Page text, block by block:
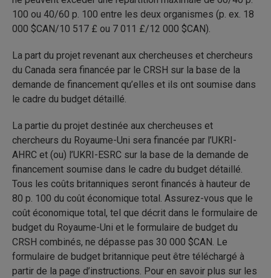
100 ou 40/60 p. 100 entre les deux organismes (p. ex. 18
000 $CAN/10 517 £ ou 7 011 £/12 000 $CAN).
La part du projet revenant aux chercheuses et chercheurs
du Canada sera financée par le CRSH sur la base de la
demande de financement qu’elles et ils ont soumise dans
le cadre du budget détaillé.
La partie du projet destinée aux chercheuses et
chercheurs du Royaume-Uni sera financée par l’UKRI-
AHRC et (ou) l’UKRI-ESRC sur la base de la demande de
financement soumise dans le cadre du budget détaillé.
Tous les coûts britanniques seront financés à hauteur de
80 p. 100 du coût économique total. Assurez-vous que le
coût économique total, tel que décrit dans le formulaire de
budget du Royaume-Uni et le formulaire de budget du
CRSH combinés, ne dépasse pas 30 000 $CAN. Le
formulaire de budget britannique peut être téléchargé à
partir de la page d’instructions. Pour en savoir plus sur les